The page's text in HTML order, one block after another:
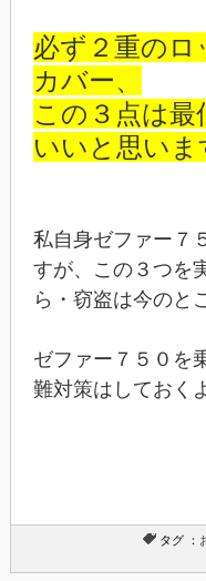
必ず２重のロ
カバー、
この３点は最
いいと思いま
私自身ゼファー７
すが、この３つを
ら・窃盗は今のと
ゼファー７５０を
難対策はしておく
タグ ：